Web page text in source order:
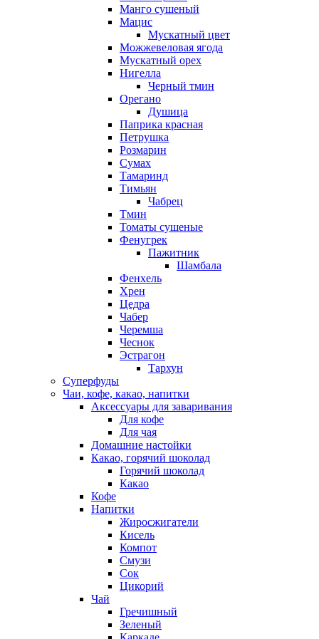
Манго сушеный
Мацис
Мускатный цвет
Можжевеловая ягода
Мускатный орех
Нигелла
Черный тмин
Орегано
Душица
Паприка красная
Петрушка
Розмарин
Сумах
Тамаринд
Тимьян
Чабрец
Тмин
Томаты сушеные
Фенугрек
Пажитник
Шамбала
Фенхель
Хрен
Цедра
Чабер
Черемша
Чеснок
Эстрагон
Тархун
Суперфуды
Чаи, кофе, какао, напитки
Аксессуары для заваривания
Для кофе
Для чая
Домашние настойки
Какао, горячий шоколад
Горячий шоколад
Какао
Кофе
Напитки
Жиросжигатели
Кисель
Компот
Смузи
Сок
Цикорий
Чай
Гречишный
Зеленый